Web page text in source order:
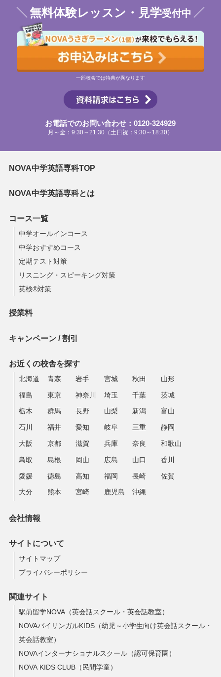
無料体験レッスン・見学受付中
一部校舎では特典が異なります
お電話でのお問い合わせ：0120-324929
月～金：9:30～21:30（土日祝：9:30～18:30）
NOVA中学英語専科TOP
NOVA中学英語専科とは
コース一覧
中学オールインコース
中学おすすめコース
定期テスト対策
リスニング・スピーキング対策
英検®対策
授業料
キャンペーン / 割引
お近くの校舎を探す
北海道 青森 岩手 宮城 秋田 山形
福島 東京 神奈川 埼玉 千葉 茨城
栃木 群馬 長野 山梨 新潟 富山
石川 福井 愛知 岐阜 三重 静岡
大阪 京都 滋賀 兵庫 奈良 和歌山
鳥取 島根 岡山 広島 山口 香川
愛媛 徳島 高知 福岡 長崎 佐賀
大分 熊本 宮崎 鹿児島 沖縄
会社情報
サイトについて
サイトマップ
プライバシーポリシー
関連サイト
駅前留学NOVA（英会話スクール・英会話教室）
NOVAバイリンガルKIDS（幼児～小学生向け英会話スクール・
英会話教室）
NOVAインターナショナルスクール（認可保育園）
NOVA KIDS CLUB（民間学童）